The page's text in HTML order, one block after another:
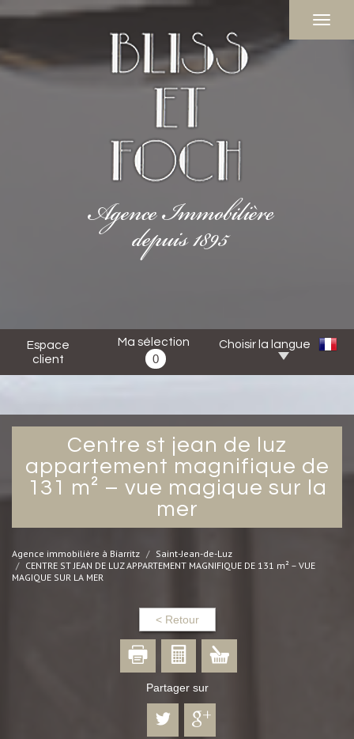
Espace
client
Ma sélection
0
Choisir la langue
centre st jean de luz
appartement magnifique de
131 m² – vue magique sur la
mer
Agence immobilière à Biarritz
Saint-Jean-de-Luz
CENTRE ST JEAN DE LUZ APPARTEMENT MAGNIFIQUE DE 131 m² – VUE
MAGIQUE SUR LA MER
< Retour
Partager sur